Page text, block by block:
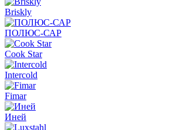
Briskly
ПОЛЮС-САР
Cook Star
Intercold
Fimar
Иней